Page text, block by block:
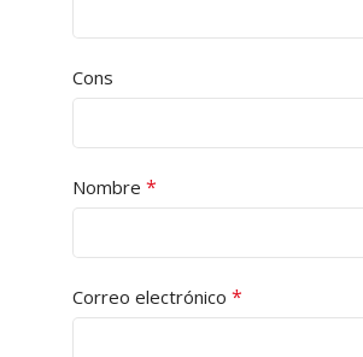
Cons
Nombre *
Correo electrónico *